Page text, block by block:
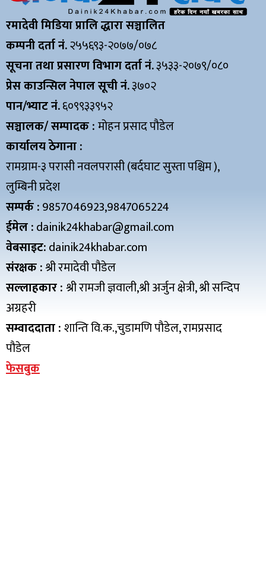
रमादेवी मिडिया प्रालि द्धारा सञ्चालित
कम्पनी दर्ता नं.२५५६९३-२०७७/०७८
सूचना तथा प्रसारण विभाग दर्ता नं.३५३३-२०७९/०८०
प्रेस काउन्सिल नेपाल सूची नं.३७०२
पान/भ्याट नं.६०९९३३९५२
सञ्चालक/ सम्पादक :मोहन प्रसाद पौडेल
कार्यालय ठेगाना :
रामग्राम-३ परासी नवलपरासी (बर्दघाट सुस्ता पश्चिम ),
लुम्बिनी प्रदेश
सम्पर्क :9857046923,9847065224
ईमेल :dainik24khabar@gmail.com
वेबसाइट:dainik24khabar.com
संरक्षक :श्री रमादेवी पौडेल
सल्लाहकार :श्री रामजी ज्ञवाली,श्री अर्जुन क्षेत्री, श्री सन्दिप
अग्रहरी
सम्वाददाता :शान्ति वि.क.,चुडामणि पौडेल, रामप्रसाद
पौडेल
फेसबुक